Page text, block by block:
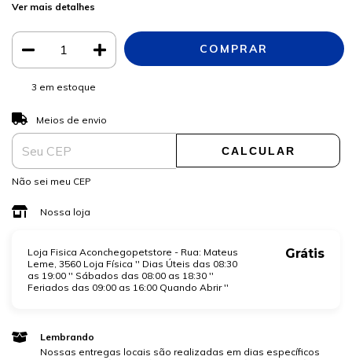
Ver mais detalhes
3 em estoque
Entregas para o CEP:
Meios de envio
CALCULAR
Não sei meu CEP
Nossa loja
Loja Fisica Aconchegopetstore - Rua: Mateus
Leme, 3560 Loja Física '' Dias Úteis das 08:30
as 19:00 '' Sábados das 08:00 as 18:30 ''
Feriados das 09:00 as 16:00 Quando Abrir ''
Grátis
Lembrando
Nossas entregas locais são realizadas em dias específicos